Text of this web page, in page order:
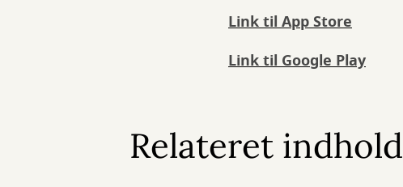
Link til App Store
Link til Google Play
Relateret indhold